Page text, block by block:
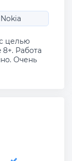
целью
Работа
Очень